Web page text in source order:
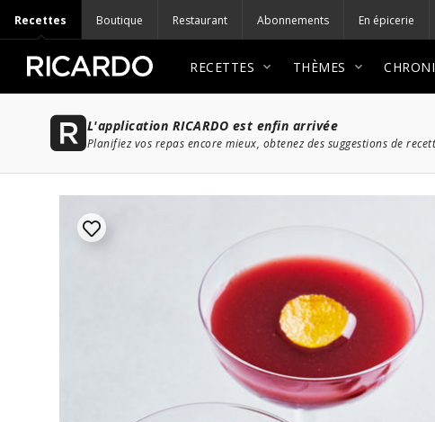
Recettes Boutique Restaurant Abonnements En épicerie
RECETTES THÈMES
L'application RICARDO est enfin arrivée
Planifiez vos repas encore mieux, obtenez des suggestions de